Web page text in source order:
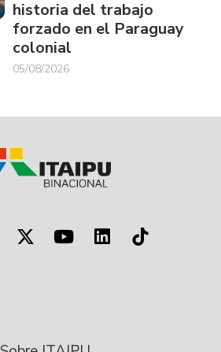
historia del trabajo
forzado en el Paraguay
colonial
05/08/2026